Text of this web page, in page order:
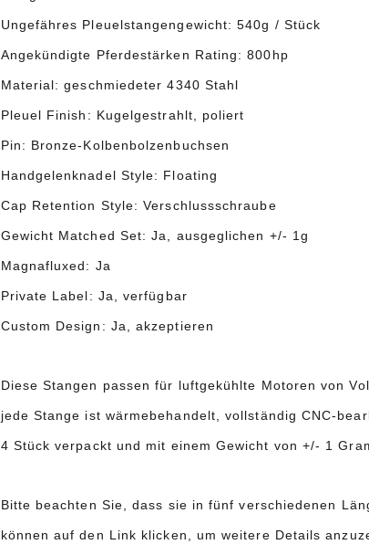
Ungefähres Pleuelstangengewicht: 540g / Stück
Angekündigte Pferdestärken Rating: 800hp
Material: geschmiedeter 4340 Stahl
Pleuel Finish: Kugelgestrahlt, poliert
Pin: Bronze-Kolbenbolzenbuchsen
Handgelenknadel Style: Floating
Cap Retention Style: Verschlussschraube
Gewicht Matched Set: Ja, ausgeglichen +/- 1g
Magnafluxed: Ja
Private Label: Ja, verfügbar
Custom Design: Ja, akzeptieren
Diese Stangen passen für luftgekühlte Motoren von
jede Stange ist wärmebehandelt, vollständig CNC-
4 Stück verpackt und mit einem Gewicht von +/- 1
Bitte beachten Sie, dass sie in fünf verschiedenen
können auf den Link klicken, um weitere Details